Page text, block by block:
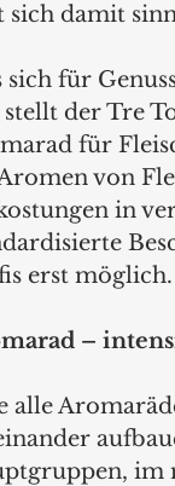
sich damit
sich für
stellt der Tre
für
von
in
erst möglich.
–
im